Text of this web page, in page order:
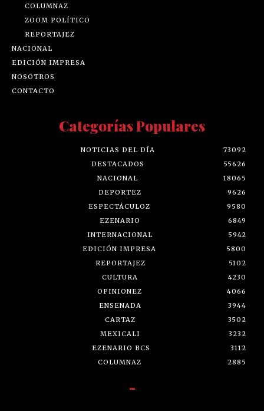
COLUMNAZ
ZOOM POLÍTICO
REPORTAJEZ
NACIONAL
EDICIÓN IMPRESA
NOSOTROS
CONTACTO
Categorías Populares
NOTICIAS DEL DÍA
73092
DESTACADOS
55626
NACIONAL
18065
DEPORTEZ
9626
ESPECTÁCULOZ
9580
EZENARIO
6849
INTERNACIONAL
5942
EDICIÓN IMPRESA
5800
REPORTAJEZ
5102
CULTURA
4230
OPINIONEZ
4066
ENSENADA
3944
CARTAZ
3502
MEXICALI
3232
EZENARIO BCS
3112
COLUMNAZ
2885
-